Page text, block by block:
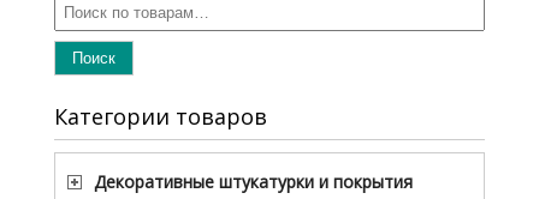
Поиск
Категории товаров
Декоративные штукатурки и покрытия